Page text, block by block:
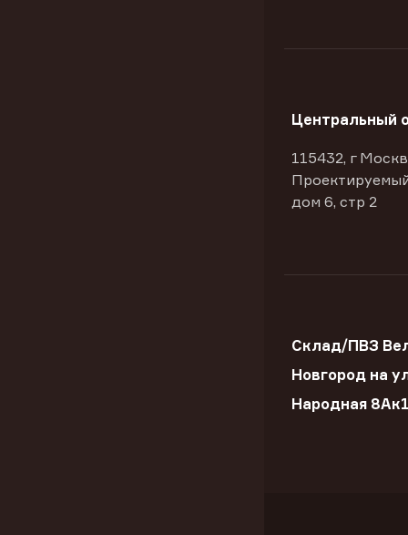
Центральный
115432, г
дом 6, стр 2
Склад/ПВЗ
Новгород на
Народная 8Ак1